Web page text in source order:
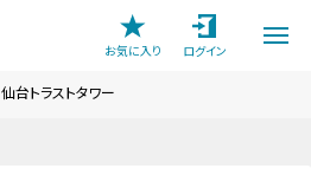
お気に入り
ログイン
仙台トラストタワー